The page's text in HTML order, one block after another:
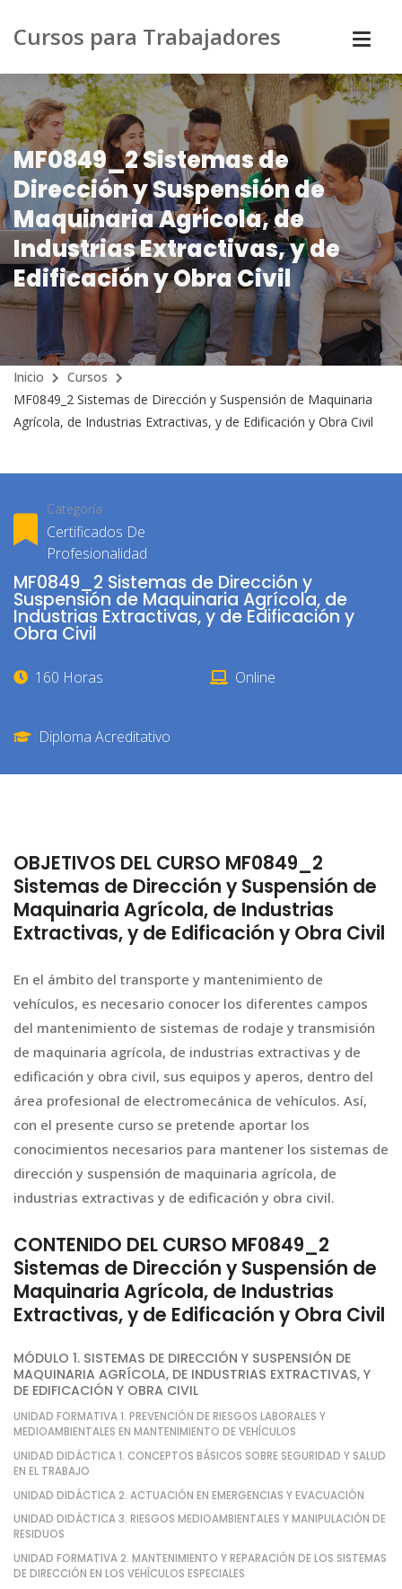
Cursos para Trabajadores
MF0849_2 Sistemas de
Dirección y Suspensión de
Maquinaria Agrícola, de
Industrias Extractivas, y de
Edificación y Obra Civil
Inicio
Cursos
MF0849_2 Sistemas de Dirección y Suspensión de Maquinaria
Agrícola, de Industrias Extractivas, y de Edificación y Obra Civil
Categoría
Certificados De
Profesionalidad
MF0849_2 Sistemas de Dirección y
Suspensión de Maquinaria Agrícola, de
Industrias Extractivas, y de Edificación y
Obra Civil
160 Horas Online
Diploma Acreditativo
OBJETIVOS DEL CURSO MF0849_2
Sistemas de Dirección y Suspensión de
Maquinaria Agrícola, de Industrias
Extractivas, y de Edificación y Obra Civil
En el ámbito del transporte y mantenimiento de
vehículos, es necesario conocer los diferentes campos
del mantenimiento de sistemas de rodaje y transmisión
de maquinaria agrícola, de industrias extractivas y de
edificación y obra civil, sus equipos y aperos, dentro del
área profesional de electromecánica de vehículos. Así,
con el presente curso se pretende aportar los
conocimientos necesarios para mantener los sistemas de
dirección y suspensión de maquinaria agrícola, de
industrias extractivas y de edificación y obra civil.
CONTENIDO DEL CURSO MF0849_2
Sistemas de Dirección y Suspensión de
Maquinaria Agrícola, de Industrias
Extractivas, y de Edificación y Obra Civil
MÓDULO 1. SISTEMAS DE DIRECCIÓN Y SUSPENSIÓN DE
MAQUINARIA AGRÍCOLA, DE INDUSTRIAS EXTRACTIVAS, Y
DE EDIFICACIÓN Y OBRA CIVIL
UNIDAD FORMATIVA 1. PREVENCIÓN DE RIESGOS LABORALES Y
MEDIOAMBIENTALES EN MANTENIMIENTO DE VEHÍCULOS
UNIDAD DIDÁCTICA 1. CONCEPTOS BÁSICOS SOBRE SEGURIDAD Y SALUD
EN EL TRABAJO
UNIDAD DIDÁCTICA 2. ACTUACIÓN EN EMERGENCIAS Y EVACUACIÓN
UNIDAD DIDÁCTICA 3. RIESGOS MEDIOAMBIENTALES Y MANIPULACIÓN DE
RESIDUOS
UNIDAD FORMATIVA 2. MANTENIMIENTO Y REPARACIÓN DE LOS SISTEMAS
DE DIRECCIÓN EN LOS VEHÍCULOS ESPECIALES